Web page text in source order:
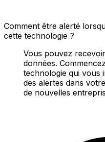
Comment être alerté
cette technologie ?
Vous pouvez
données.
technologie qui vous
des alertes dans
de nouvelles